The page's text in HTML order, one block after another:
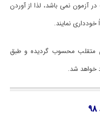
آزﻣﻮن نمی ﺑﺎﺷﺪ، ﻟﺬا از آوردن
ﻧﻤﺎﻳﻨﺪ.
ﻣﺘﻘﻠﺐ ﻣﺤﺴﻮب ﮔﺮدﻳﺪه و ﻃﺒﻖ
ﺧﻮاﻫﺪ ﺷﺪ.